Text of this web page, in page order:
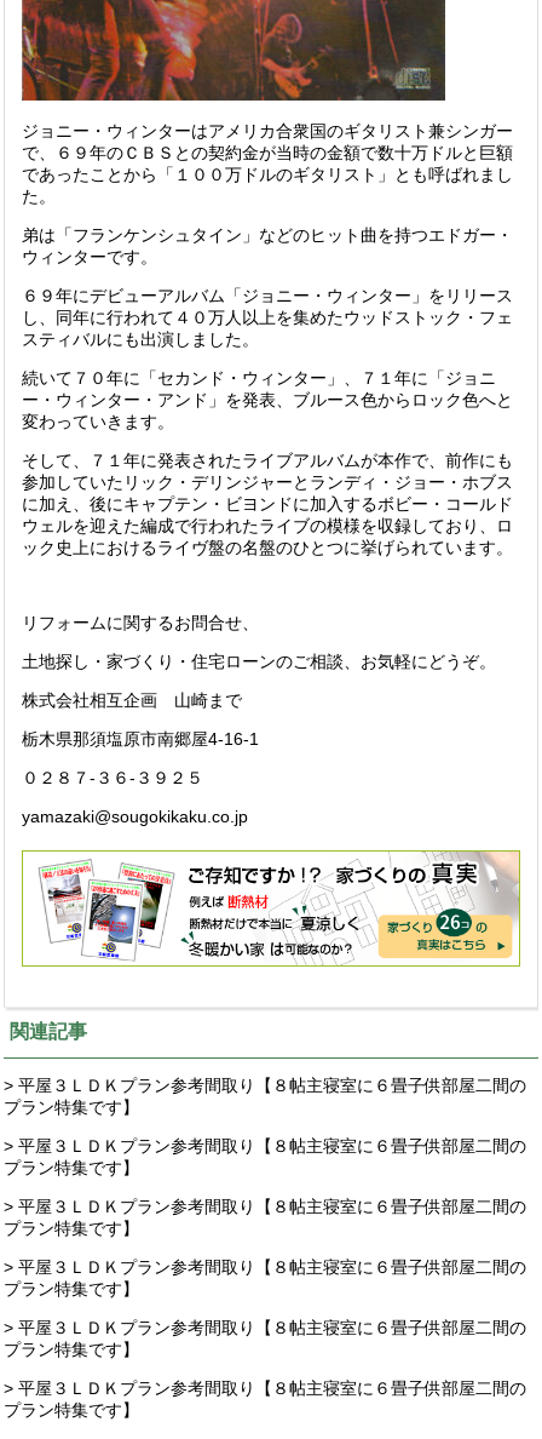
ジョニー・ウィンターはアメリカ合衆国のギタリスト兼シンガー
で、６９年のＣＢＳとの契約金が当時の金額で数十万ドルと巨額
であったことから「１００万ドルのギタリスト」とも呼ばれまし
た。
弟は「フランケンシュタイン」などのヒット曲を持つエドガー・
ウィンターです。
６９年にデビューアルバム「ジョニー・ウィンター」をリリース
し、同年に行われて４０万人以上を集めたウッドストック・フェ
スティバルにも出演しました。
続いて７０年に「セカンド・ウィンター」、７１年に「ジョニ
ー・ウィンター・アンド」を発表、ブルース色からロック色へと
変わっていきます。
そして、７１年に発表されたライブアルバムが本作で、前作にも
参加していた リック・デリンジャーとランディ・ジョー・ホブス
に加え、後にキャプテン・ビヨンドに加入するボビー・コールド
ウェルを迎えた編成で行われたライブの模様を収録しており、ロ
ック史上におけるライヴ盤の名盤のひとつに挙げられています。
リフォームに関するお問合せ、
土地探し・家づくり・住宅ローンのご相談、お気軽にどうぞ。
株式会社相互企画 山崎まで
栃木県那須塩原市南郷屋4-16-1
０２８７-３６-３９２５
yamazaki@sougokikaku.co.jp
関連記事
> 平屋３ＬＤＫプラン参考間取り【８帖主寝室に６畳子供部屋二間の
プラン特集です】
> 平屋３ＬＤＫプラン参考間取り【８帖主寝室に６畳子供部屋二間の
プラン特集です】
> 平屋３ＬＤＫプラン参考間取り【８帖主寝室に６畳子供部屋二間の
プラン特集です】
> 平屋３ＬＤＫプラン参考間取り【８帖主寝室に６畳子供部屋二間の
プラン特集です】
> 平屋３ＬＤＫプラン参考間取り【８帖主寝室に６畳子供部屋二間の
プラン特集です】
> 平屋３ＬＤＫプラン参考間取り【８帖主寝室に６畳子供部屋二間の
プラン特集です】